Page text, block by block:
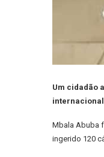
Um cidadão
Mbala Abuba
ingerido 120